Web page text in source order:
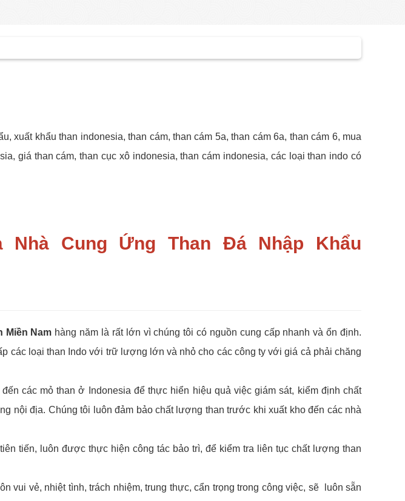
xuất khẩu than indonesia, than cám, than cám 5a, than cám 6a, than cám 6, mua
giá than cám, than cục xô indonesia, than cám indonesia, các loại than indo có
Nhà Cung Ứng Than Đá Nhập Khẩu
Miền Nam hàng năm là rất lớn vì chúng tôi có nguồn cung cấp nhanh và ổn định.
các loại than Indo với trữ lượng lớn và nhỏ cho các công ty với giá cả phải chăng
các mỏ than ở Indonesia để thực hiển hiệu quả việc giám sát, kiểm định chất
nội địa. Chúng tôi luôn đảm bảo chất lượng than trước khi xuất kho đến các nhà
tiến, luôn được thực hiện công tác bảo trì, để kiểm tra liên tục chất lượng than
vui vẻ, nhiệt tình, trách nhiệm, trung thực, cẩn trọng trong công việc, sẽ luôn sẵn